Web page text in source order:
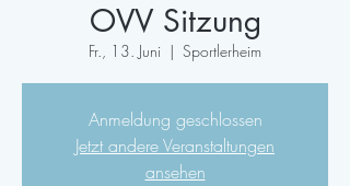
OVV Sitzung
Fr., 13. Juni
  |
Sportlerheim
Anmeldung geschlossen
Jetzt andere Veranstaltungen
ansehen